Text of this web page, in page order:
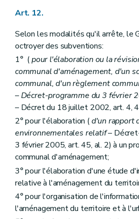
Art. 255/20
Art. 255/21
Art. 255/22
Section VII De l'octroi d'une subvention pour l'élaboration ou la révision totale concomitante d'un
Art. 255/23
Art. 255/24
Art. 255/25
Art. 255/26
Section (VIII - AGW du
Chapitre premier quater
Art. 256/1
Art. 256/2
Art. 256/3
Art. 256/4
Art. 256/5
Chapitre premier
Art. 257/1
Art. 257/2
Art. 257/3
Art. 12.
Selon les modalités qu'il arrête, le
octroyer des subventions:
1° (pour l'élaboration ou la
communal d'aménagement, d'un
communal, d'un règlement
– Décret-programme du 3 février
– Décret du 18 juillet 2002, art. 4,
2° pour l'élaboration (d'un rapport
environnementales relatif–
3 février 2005, art. 45, al. 2) à un
communal d'aménagement;
3° pour l'élaboration d'une étude
relative à l'aménagement du
4° pour l'organisation de
l'aménagement du territoire et à